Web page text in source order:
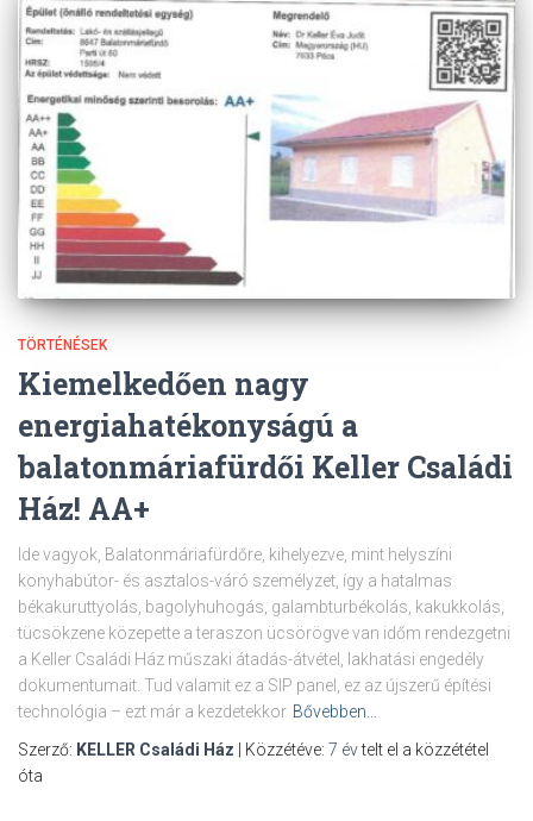
TÖRTÉNÉSEK
Kiemelkedően nagy
energiahatékonyságú a
balatonmáriafürdői Keller Családi
Ház! AA+
Ide vagyok, Balatonmáriafürdőre, kihelyezve, mint helyszíni
konyhabútor- és asztalos-váró személyzet, így a hatalmas
békakuruttyolás, bagolyhuhogás, galambturbékolás, kakukkolás,
tücsökzene közepette a teraszon ücsörögve van időm rendezgetni
a Keller Családi Ház műszaki átadás-átvétel, lakhatási engedély
dokumentumait. Tud valamit ez a SIP panel, ez az újszerű építési
technológia – ezt már a kezdetekkor Bővebben…
Szerző: KELLER Családi Ház | Közzétéve: 7 évtelt el a közzététel
óta